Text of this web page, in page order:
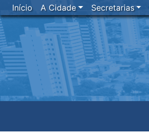
Início A Cidade Secretarias